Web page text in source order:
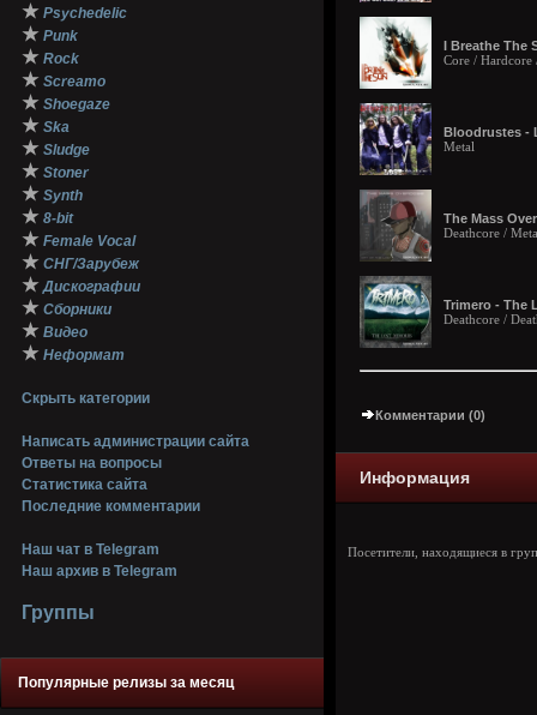
★ Psychedelic
★ Punk
★ Rock
★ Screamo
★ Shoegaze
★ Ska
★ Sludge
★ Stoner
★ Synth
★ 8-bit
★ Female Vocal
★ СНГ/Зарубеж
★ Дискографии
★ Сборники
★ Видео
★ Неформат
Скрыть категории
Написать администрации сайта
Ответы на вопросы
Статистика сайта
Последние комментарии
Наш чат в Telegram
Наш архив в Telegram
Группы
Популярные релизы за месяц
I Breathe The
Core / Hardcore
Bloodrustes -
Metal
The Mass
Deathcore /
Trimero - The
Deathcore /
Комментарии (0)
Информация
Посетители, находящиеся в